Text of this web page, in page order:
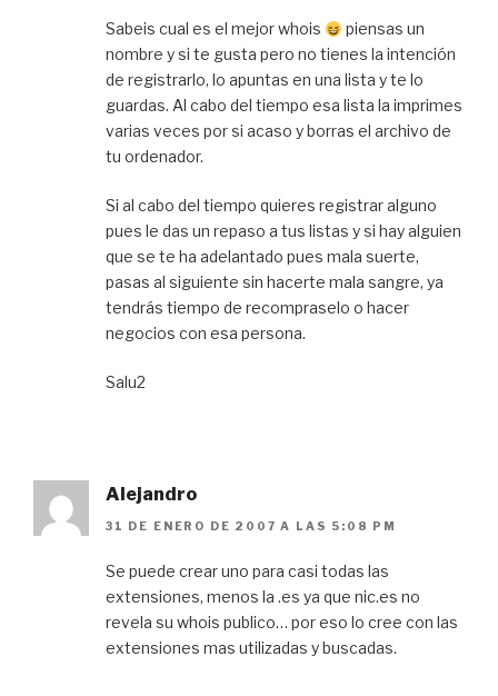
Sabeis cual es el mejor whois
piensas un
nombre y si te gusta pero no tienes la intención
de registrarlo, lo apuntas en una lista y te lo
guardas. Al cabo del tiempo esa lista la imprimes
varias veces por si acaso y borras el archivo de
tu ordenador.
Si al cabo del tiempo quieres registrar alguno
pues le das un repaso a tus listas y si hay alguien
que se te ha adelantado pues mala suerte,
pasas al siguiente sin hacerte mala sangre, ya
tendrás tiempo de recompraselo o hacer
negocios con esa persona.
Salu2
Alejandro
31 DE ENERO DE 2007 A LAS 5:08 PM
Se puede crear uno para casi todas las
extensiones, menos la .es ya que nic.es no
revela su whois publico… por eso lo cree con las
extensiones mas utilizadas y buscadas.